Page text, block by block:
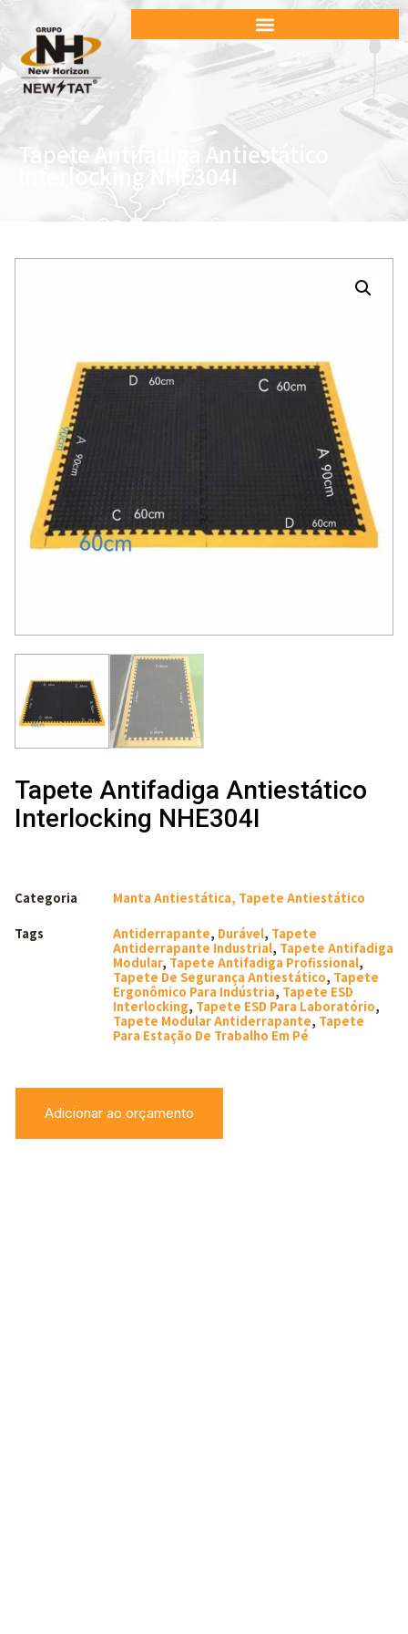
Tapete Antifadiga Antiestático
Interlocking NHE304I
Tapete Antifadiga Antiestático
Interlocking NHE304I
Categoria Manta Antiestática, Tapete Antiestático
Tags Antiderrapante, Durável, Tapete
Antiderrapante Industrial, Tapete Antifadiga
Modular, Tapete Antifadiga Profissional,
Tapete De Segurança Antiestático, Tapete
Ergonômico Para Indústria, Tapete ESD
Interlocking, Tapete ESD Para Laboratório,
Tapete Modular Antiderrapante, Tapete
Para Estação De Trabalho Em Pé
Adicionar ao orçamento